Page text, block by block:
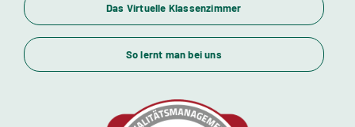
Themenübersicht
Standorte
Das Virtuelle Klassenzimmer
So lernt man bei uns